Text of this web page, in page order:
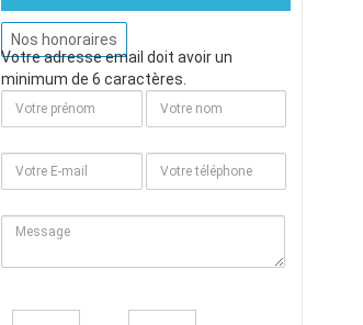
Nos honoraires
Votre adresse email doit avoir un
minimum de 6 caractères.